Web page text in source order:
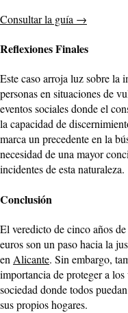
Consultar la guía →
Reflexiones Finales
Este caso arroja luz sobre la
personas en situaciones de
eventos sociales donde el
la capacidad de
marca un precedente en la
necesidad de una mayor
incidentes de esta naturaleza.
Conclusión
El veredicto de cinco años
euros son un paso hacia la
enAlicante. Sin embargo,
importancia de proteger a
sociedad donde todos
sus propios hogares.